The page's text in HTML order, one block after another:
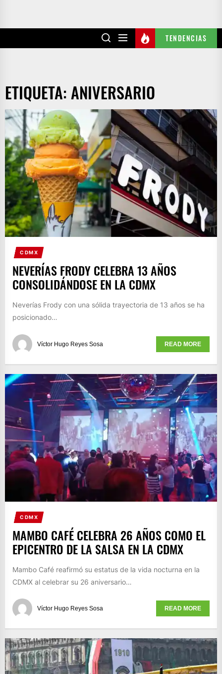
TENDENCIAS
ETIQUETA: ANIVERSARIO
CDMX
NEVERÍAS FRODY CELEBRA 13 AÑOS
CONSOLIDÁNDOSE EN LA CDMX
Neverías Frody con una sólida trayectoria de 13 años se ha
posicionado…
Víctor Hugo Reyes Sosa READ MORE
CDMX
MAMBO CAFÉ CELEBRA 26 AÑOS COMO EL
EPICENTRO DE LA SALSA EN LA CDMX
Mambo Café reafirmó su estatus de la vida nocturna en la
CDMX al celebrar su 26 aniversario…
Víctor Hugo Reyes Sosa READ MORE